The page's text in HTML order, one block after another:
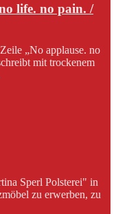
life. no pain. /
„No applause. no
mit trockenem
Sperl Polsterei" in
zu erwerben, zu